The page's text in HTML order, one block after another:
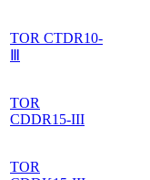
TOR CTDR10-
TOR
CDDR15-III
TOR